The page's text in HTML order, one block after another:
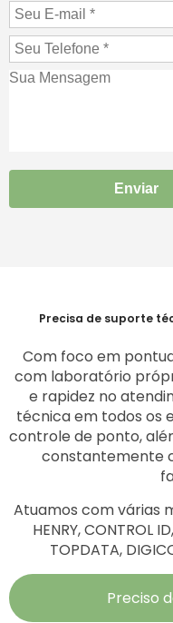
Enviar
Precisa de suporte
Com foco em
com laboratório
e rapidez no
técnica em todos os
controle de ponto,
constantemente
Atuamos com várias
HENRY, CONTROL
TOPDATA,
Preciso